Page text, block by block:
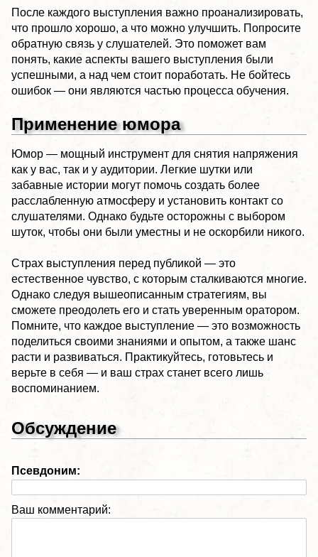
После каждого выступления важно проанализировать,
что прошло хорошо, а что можно улучшить. Попросите
обратную связь у слушателей. Это поможет вам
понять, какие аспекты вашего выступления были
успешными, а над чем стоит поработать. Не бойтесь
ошибок — они являются частью процесса обучения.
Применение юмора
Юмор — мощный инструмент для снятия напряжения
как у вас, так и у аудитории. Легкие шутки или
забавные истории могут помочь создать более
расслабленную атмосферу и установить контакт со
слушателями. Однако будьте осторожны с выбором
шуток, чтобы они были уместны и не оскорбили никого.
Страх выступления перед публикой — это
естественное чувство, с которым сталкиваются многие.
Однако следуя вышеописанным стратегиям, вы
сможете преодолеть его и стать уверенным оратором.
Помните, что каждое выступление — это возможность
поделиться своими знаниями и опытом, а также шанс
расти и развиваться. Практикуйтесь, готовьтесь и
верьте в себя — и ваш страх станет всего лишь
воспоминанием.
Обсуждение
Псевдоним:
Ваш комментарий: